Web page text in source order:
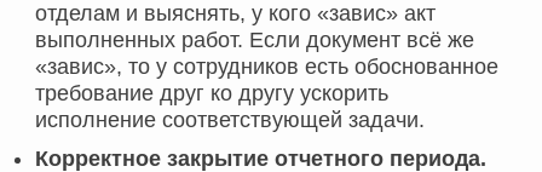
отделам и выяснять, у кого «завис» акт
выполненных работ. Если документ всё же
«завис», то у сотрудников есть обоснованное
требование друг ко другу ускорить
исполнение соответствующей задачи.
Корректное закрытие отчетного периода.